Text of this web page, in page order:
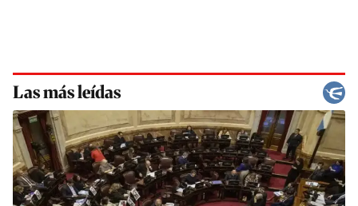
Las más leídas